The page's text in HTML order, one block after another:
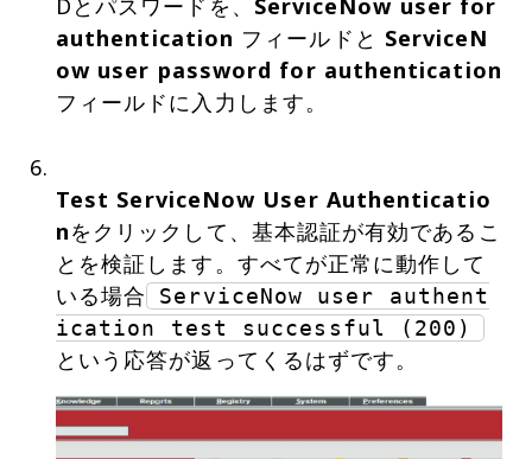
authentication フィールドと ServiceN
ow user password for authentication
フィールドに入力します。
Test ServiceNow User Authenticatio
nをクリックして、基本認証が有効であるこ
とを検証します。すべてが正常に動作して
いる場合 ServiceNow user authent
ication test successful (200)